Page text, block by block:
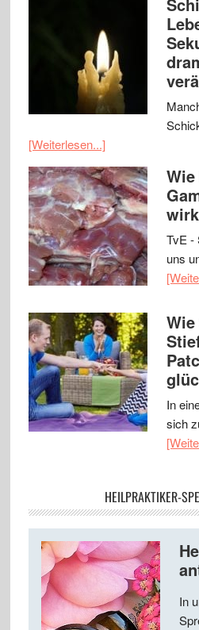
[Weiterlesen...]
TvE -
uns
In
sich
HEILPRAKTIKER-
In